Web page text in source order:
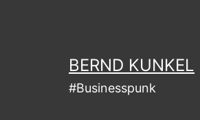
BERND KUNKEL
#Businesspunk